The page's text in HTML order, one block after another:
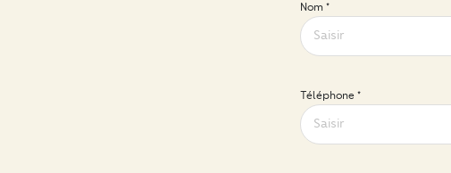
Nom *
Téléphone *